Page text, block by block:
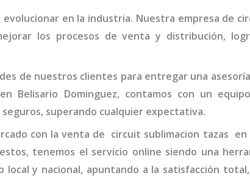
en la industria. Nuestra empresa de
los procesos de venta y distribución,
de nuestros clientes para entregar una
en Belisario Dominguez, contamos con un
superando cualquier expectativa.
con la venta de circuit sublimacion tazas en
tenemos el servicio online siendo una
local y nacional, apuntando a la satisfacción